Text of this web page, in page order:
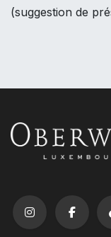
(suggestion de